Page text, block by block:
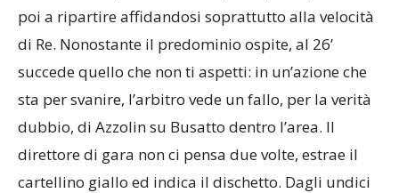
poi a ripartire affidandosi soprattutto alla velocità
di Re. Nonostante il predominio ospite, al 26’
succede quello che non ti aspetti: in un’azione che
sta per svanire, l’arbitro vede un fallo, per la verità
dubbio, di Azzolin su Busatto dentro l’area. Il
direttore di gara non ci pensa due volte, estrae il
cartellino giallo ed indica il dischetto. Dagli undici